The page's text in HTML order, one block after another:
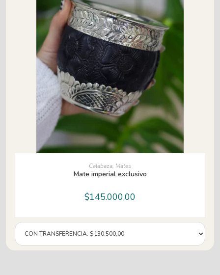
AÑADIR AL CARRITO
Calabaza, Mates
Mate imperial exclusivo
$145.000,00